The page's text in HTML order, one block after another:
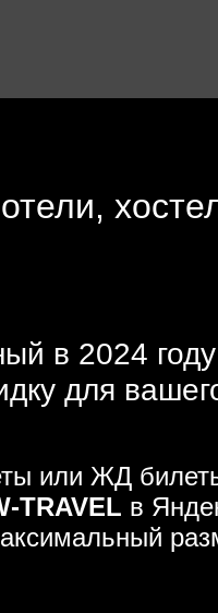
в 2024
для
или ЖД
TRAVEL в